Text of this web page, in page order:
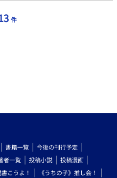
件
書籍一覧
今後の刊行予定
者一覧 投稿小説
投稿漫画
こうよ！
《うちの子》推し会！